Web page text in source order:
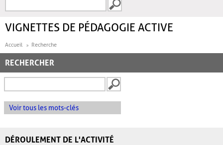
FORMULAIRE DE
VIGNETTES DE PÉDAGOGIE ACTIVE
Accueil Recherche
RECHERCHER
Voir tous les mots-clés
DÉROULEMENT DE L'ACTIVITÉ